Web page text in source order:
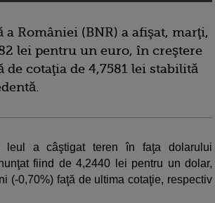
a României (BNR) a afişat, marţi,
lei pentru un euro, în creştere
de cotaţia de 4,7581 lei stabilită
leul a câştigat teren în faţa dolarului
fiind de 4,2440 lei pentru un dolar,
(-0,70%) faţă de ultima cotaţie, respectiv